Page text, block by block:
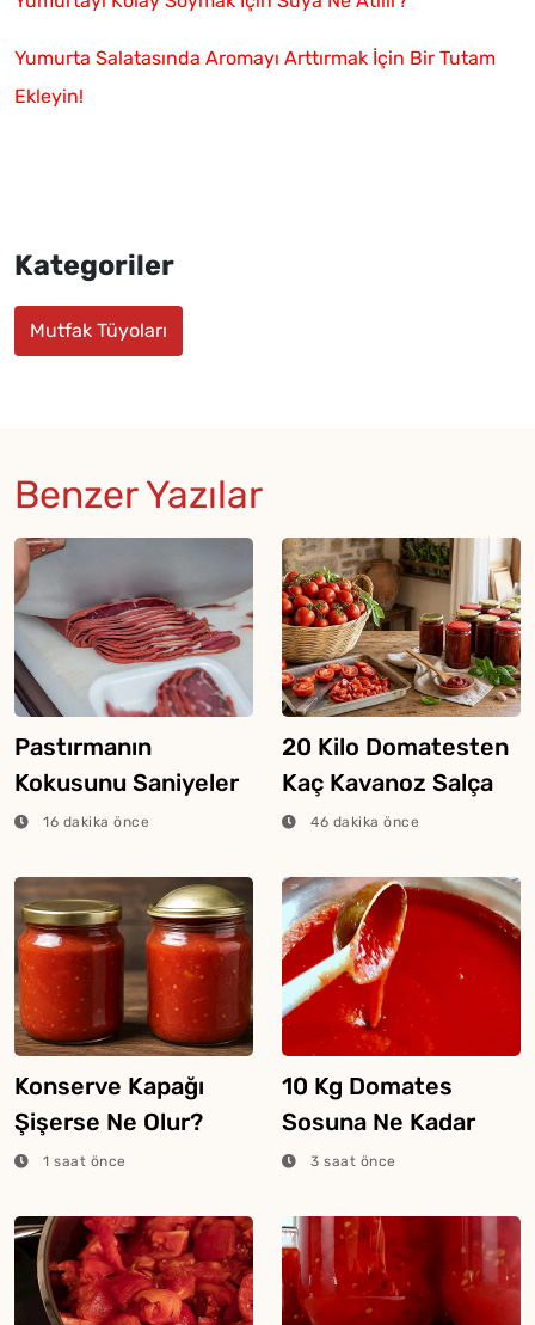
Yumurta Salatasında Aromayı Arttırmak İçin Bir Tutam
Ekleyin!
Kategoriler
Mutfak Tüyoları
Benzer Yazılar
Pastırmanın
Kokusunu Saniyeler
İçinde Alan Yöntem
16 dakika önce
20 Kilo Domatesten
Kaç Kavanoz Salça
Çıkar?
46 dakika önce
Konserve Kapağı
Şişerse Ne Olur?
1 saat önce
10 Kg Domates
Sosuna Ne Kadar
Tuz Konur?
3 saat önce